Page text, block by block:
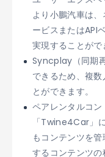
より小鵬汽車は
ービスまたはAPI
実現することがで
Syncplay（同期
できるため、複
とができます。
ペアレンタルコン
「Twine4Car」
もコンテンツを
するコンテンツ